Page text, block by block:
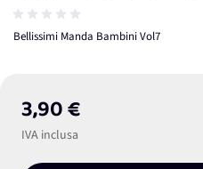
Bellissimi Manda Bambini Vol7
3,90 €
IVA inclusa